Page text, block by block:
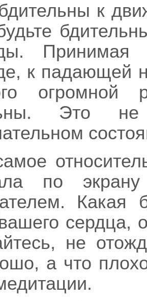
к
Принимая
к падающей
огромной
Это
по
Какая
сердца,
не
а что